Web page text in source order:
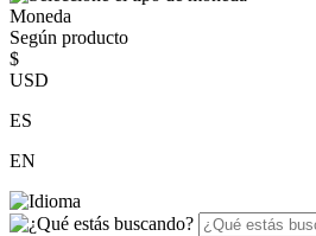
Moneda
Según producto
$
USD
ES
EN